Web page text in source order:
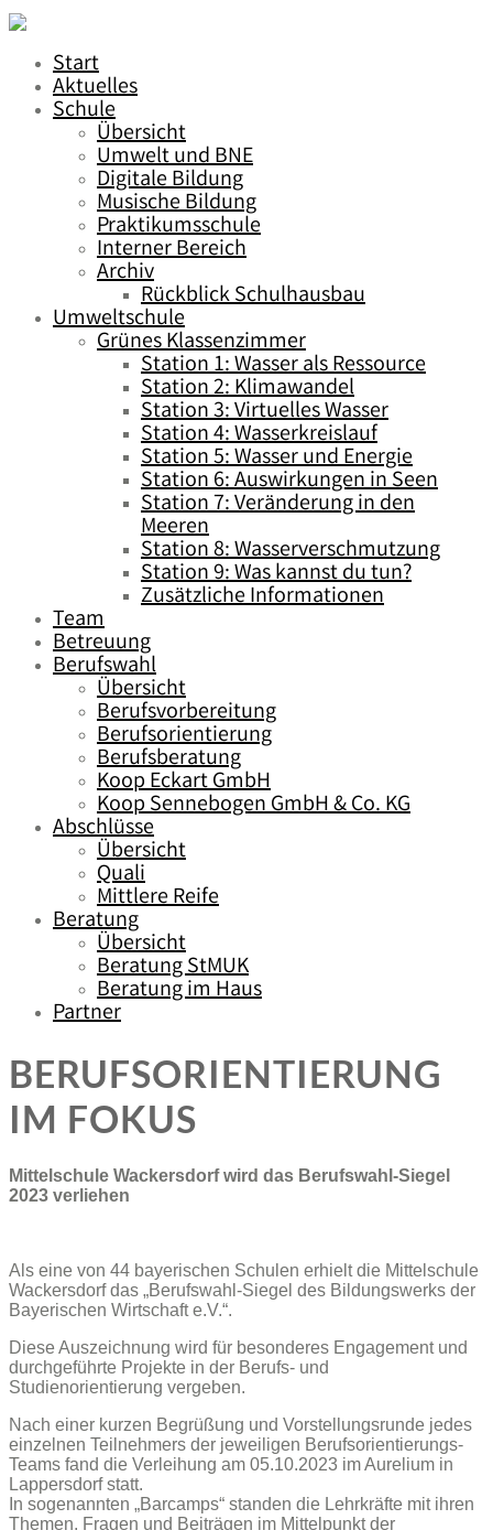
Start
Aktuelles
Schule
Übersicht
Umwelt und BNE
Digitale Bildung
Musische Bildung
Praktikumsschule
Interner Bereich
Archiv
Rückblick Schulhausbau
Umweltschule
Grünes Klassenzimmer
Station 1: Wasser als Ressource
Station 2: Klimawandel
Station 3: Virtuelles Wasser
Station 4: Wasserkreislauf
Station 5: Wasser und Energie
Station 6: Auswirkungen in Seen
Station 7: Veränderung in den
Meeren
Station 8: Wasserverschmutzung
Station 9: Was kannst du tun?
Zusätzliche Informationen
Team
Betreuung
Berufswahl
Übersicht
Berufsvorbereitung
Berufsorientierung
Berufsberatung
Koop Eckart GmbH
Koop Sennebogen GmbH & Co. KG
Abschlüsse
Übersicht
Quali
Mittlere Reife
Beratung
Übersicht
Beratung StMUK
Beratung im Haus
Partner
BERUFSORIENTIERUNG
IM FOKUS
Mittelschule Wackersdorf wird das Berufswahl-Siegel
2023 verliehen
Als eine von 44 bayerischen Schulen erhielt die Mittelschule
Wackersdorf das „Berufswahl-Siegel des Bildungswerks der
Bayerischen Wirtschaft e.V.“.
Diese Auszeichnung wird für besonderes Engagement und
durchgeführte Projekte in der Berufs- und
Studienorientierung vergeben.
Nach einer kurzen Begrüßung und Vorstellungsrunde jedes
einzelnen Teilnehmers der jeweiligen Berufsorientierungs-
Teams fand die Verleihung am 05.10.2023 im Aurelium in
Lappersdorf statt.
In sogenannten „Barcamps“ standen die Lehrkräfte mit ihren
Themen, Fragen und Beiträgen im Mittelpunkt der